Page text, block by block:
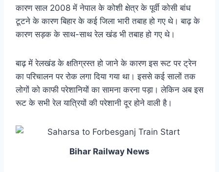
कारण साल 2008 में नेपाल के कोशी क्षेत्र के पूर्वी कोसी बांध
टूटने के कारण बिहार के कई जिला भारी तबाह हो गए थे। बाढ़ के
कारण सड़क के साथ-साथ रेल खंड भी तबाह हो गए थे।
बाढ़ में रेलखंड के क्षतिग्रस्त हो जाने के कारण इस रूट पर ट्रेन
का परिचालन पर रोक लगा दिया गया था। इससे कई सालों तक
लोगों को काफी परेशानियों का सामना करना पड़ा। लेकिन अब इस
रूट के सभी रेल यात्रियों की परेशानी दूर होने वाली है।
Bihar Railway News